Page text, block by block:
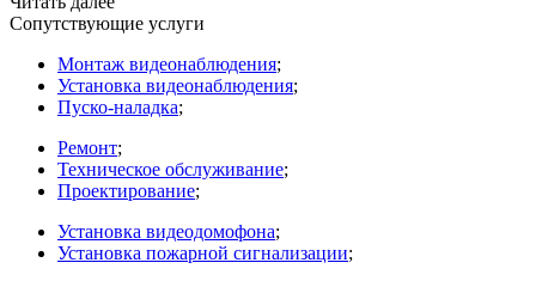
Сопутствующие услуги
Монтаж видеонаблюдения;
Установка видеонаблюдения;
Пуско-наладка;
Ремонт;
Техническое обслуживание;
Проектирование;
Установка видеодомофона;
Установка пожарной сигнализации;